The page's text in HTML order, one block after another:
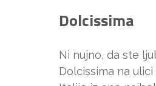
Dolcissima
Ni nujno, da ste
Dolcissima na